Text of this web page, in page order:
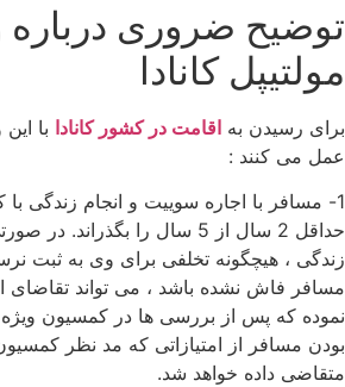
توضیح ضروری درباره
مولتیپل کانادا
برای رسیدن به اقامت در کشور کانادا
عمل می کنند :
1- مسافر با اجاره سوییت و انجام زندگی با
زندگی ، هیچگونه تخلفی برای وی به ثبت
مسافر فاش نشده باشد ، می تواند تقاضای
نموده که پس از بررسی ها در کمسیون
بودن مسافر از امتیازاتی که مد نظر
متقاضی داده خواهد شد.